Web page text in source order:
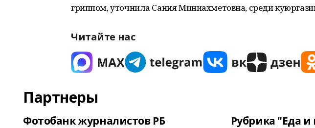
гриппом, уточнила Сания Миниахметовна, среди
Читайте нас
Партнеры
Фотобанк журналистов РБ Рубрика "Еда